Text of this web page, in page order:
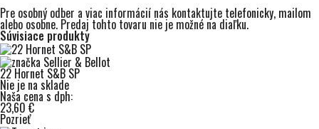
Pre osobný odber a viac informácií nás kontaktujte telefonicky, mailom
alebo osobne. Predaj tohto tovaru nie je možné na diaľku.
Súvisiace produkty
22 Hornet S&B SP
Nie je na sklade
Naša cena s dph:
23,60 €
Pozrieť